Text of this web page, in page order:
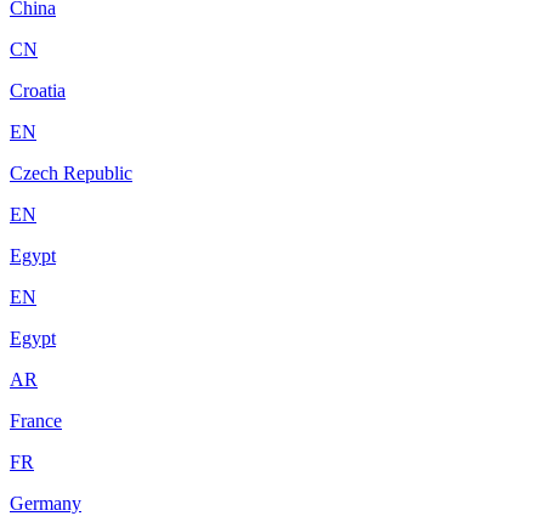
China
CN
Croatia
EN
Czech Republic
EN
Egypt
EN
Egypt
AR
France
FR
Germany